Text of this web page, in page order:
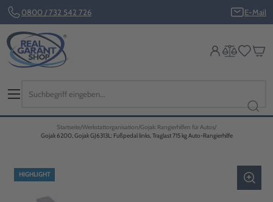
0800 / 732 542 726 E-Mail
Startseite Werkstattorganisation Gojak: Rangierhilfen für Autos
Gojak 6200, Gojak GJ6313L: Fußpedal links, Traglast 715 kg Auto-Rangierhilfe
HIGHLIGHT